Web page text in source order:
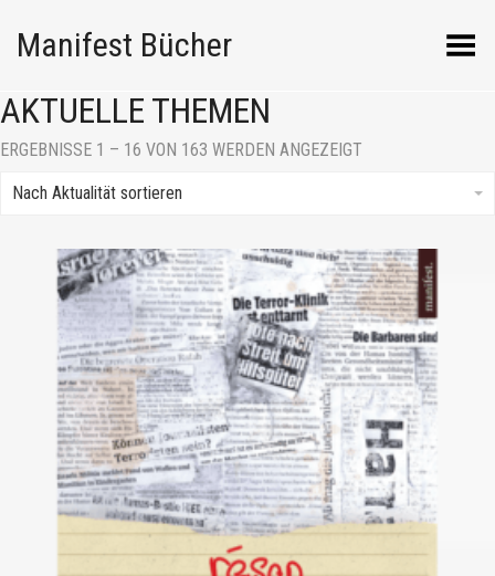
Manifest Bücher Menü umschalten
AKTUELLE THEMEN
ERGEBNISSE 1 – 16 VON 163 WERDEN ANGEZEIGT
Nach Aktualität sortieren